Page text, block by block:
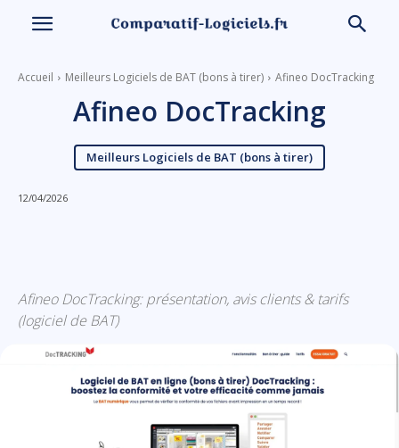
Accueil Meilleurs Logiciels de BAT (bons à tirer) Afineo DocTracking
Afineo DocTracking
Meilleurs Logiciels de BAT (bons à tirer)
12/04/2026
Afineo DocTracking: présentation, avis clients & tarifs
(logiciel de BAT)